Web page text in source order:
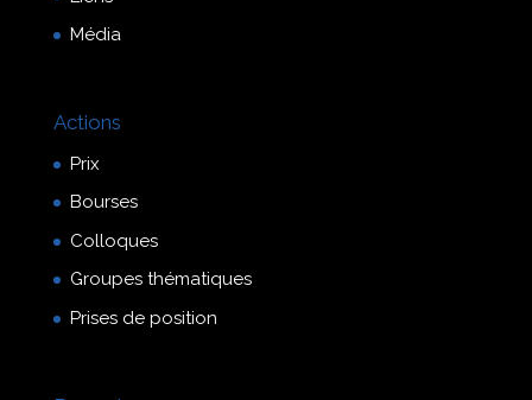
Média
Actions
Prix
Bourses
Colloques
Groupes thématiques
Prises de position